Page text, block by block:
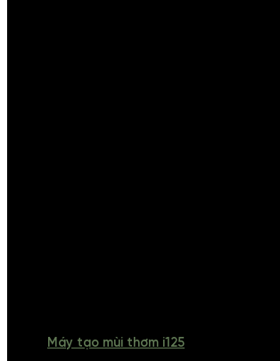
Máy tạo mùi thơm i125